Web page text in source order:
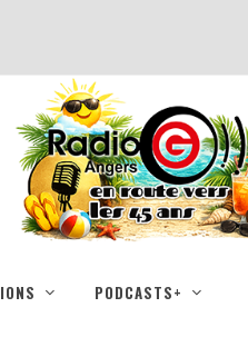
PODCASTS+